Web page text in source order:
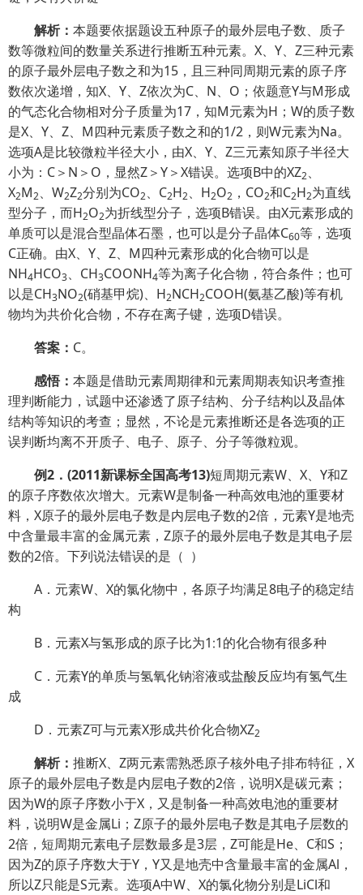
解析： 本题要依据题设五种原子的最外层电子数、质子
数等微粒间的数量关系进行推断五种元素。X、Y、Z三种元素
的原子最外层电子数之和为15，且三种同周期元素的原子序
数依次递增，知X、Y、Z依次为C、N、O；依题意Y与M形成
的气态化合物相对分子质量为17，知M元素为H；W的质子数
是X、Y、Z、M四种元素质子数之和的1/2，则W元素为Na。
选项A是比较微粒半径大小，由X、Y、Z三元素知原子半径大
小为：C＞N＞O，显然Z＞Y＞X错误。选项B中的XZ2、
X2M2、W2Z2分别为CO2、C2H2、H2O2 ，CO2和C2H2为直线
型分子，而H2O2为折线型分子，选项B错误。由X元素形成的
单质可以是混合型晶体石墨，也可以是分子晶体C60等，选项
C正确。由X、Y、Z、M四种元素形成的化合物可以是
NH4HCO3、CH3COONH4等为离子化合物，符合条件；也可
以是CH3NO2(硝基甲烷)、H2NCH2COOH(氨基乙酸)等有机
物均为共价化合物，不存在离子键，选项D错误。
答案： C。
感悟： 本题是借助元素周期律和元素周期表知识考查推
理判断能力，试题中还渗透了原子结构、分子结构以及晶体
结构等知识的考查；显然，不论是元素推断还是各选项的正
误判断均离不开质子、电子、原子、分子等微粒观。
例2 ． (2011新课标全国高考13)短周期元素W、X、Y和Z
的原子序数依次增大。元素W是制备一种高效电池的重要材
料，X原子的最外层电子数是内层电子数的2倍，元素Y是地壳
中含量最丰富的金属元素，Z原子的最外层电子数是其电子层
数的2倍。下列说法错误的是（ ）
A．元素W、X的氯化物中，各原子均满足8电子的稳定结
构
B．元素X与氢形成的原子比为1∶1的化合物有很多种
C．元素Y的单质与氢氧化钠溶液或盐酸反应均有氢气生
成
D．元素Z可与元素X形成共价化合物XZ2
解析： 推断X、Z两元素需熟悉原子核外电子排布特征，X
原子的最外层电子数是内层电子数的2倍，说明X是碳元素；
因为W的原子序数小于X，又是制备一种高效电池的重要材
料，说明W是金属Li；Z原子的最外层电子数是其电子层数的
2倍，短周期元素电子层数最多是3层，Z可能是He、C和S；
因为Z的原子序数大于Y，Y又是地壳中含量最丰富的金属Al，
所以Z只能是S元素。选项A中W、X的氯化物分别是LiCl和